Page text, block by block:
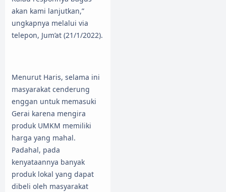
akan kami lanjutkan,”
ungkapnya melalui via
telepon, Jum’at (21/1/2022).
Menurut Haris, selama ini
masyarakat cenderung
enggan untuk memasuki
Gerai karena mengira
produk UMKM memiliki
harga yang mahal.
Padahal, pada
kenyataannya banyak
produk lokal yang dapat
dibeli oleh masyarakat